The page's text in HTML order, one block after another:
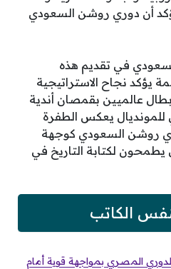
أن دوري روشن السعودي
في تقديم هذه
يؤكد نجاح الاستراتيجية
عالميين بقمصان أندية
يعكس الطفرة
روشن السعودي كوجهة
يطمحون لكتابة التاريخ في
الكاتب
المصري بمواجهة قوية أمام